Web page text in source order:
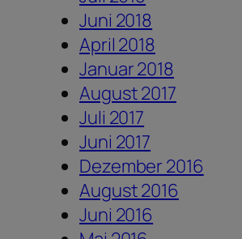
Juni 2018
April 2018
Januar 2018
August 2017
Juli 2017
Juni 2017
Dezember 2016
August 2016
Juni 2016